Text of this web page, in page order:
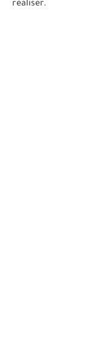
réaliser.